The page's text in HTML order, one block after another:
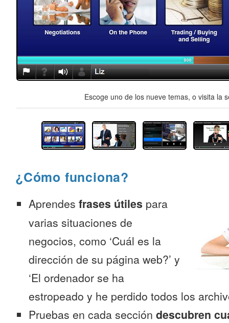
Escoge uno de los nueve temas, o visita la
¿Cómo funciona?
Aprendes frases útiles para
varias situaciones de
negocios, como ‘Cuál es la
dirección de su página web?’ y
‘El ordenador se ha
estropeado y he perdido todos los
Pruebas en cada sección descubren